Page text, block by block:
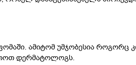
ამიტომ უმჯობესია როგორც
დერმატოლოგს.